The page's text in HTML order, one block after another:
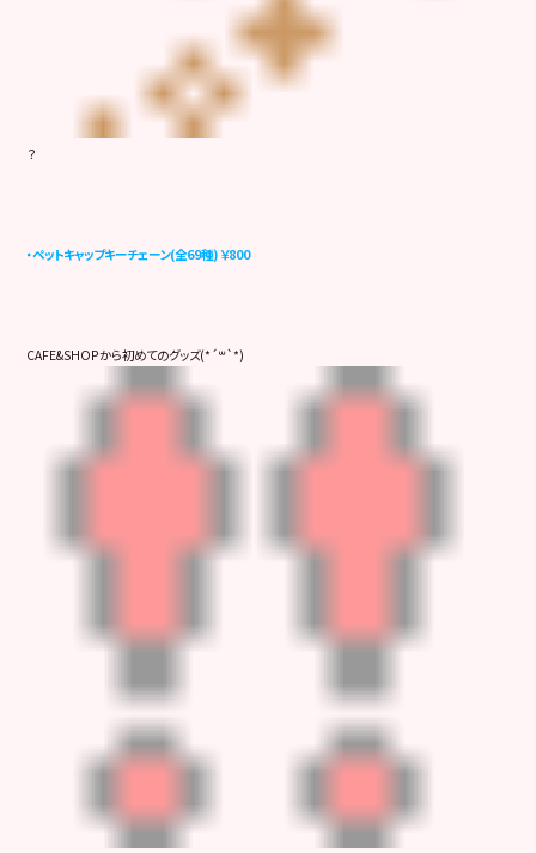
？
・ペットキャップキーチェーン(全69種) ￥800
CAFE&SHOPから初めてのグッズ(*´꒳`*)